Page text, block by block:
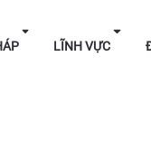
GIẢI PHÁP